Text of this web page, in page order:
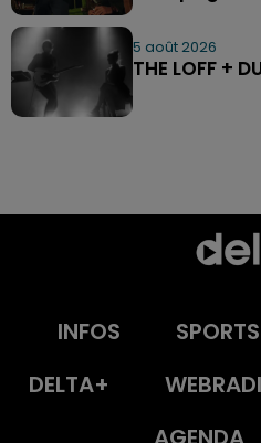
5 août 2026
THE LOFF +
INFOS SPORTS
DELTA+